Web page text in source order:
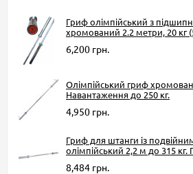
Гриф олімпійський з
хромований 2.2 метри, 20 кг
6,200 грн.
Олімпійський гриф
Навантаження до 250 кг.
4,950 грн.
Гриф для штанги із
олімпійський 2,2 м до 315
8,484 грн.